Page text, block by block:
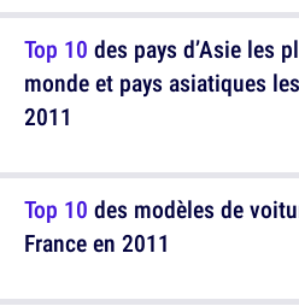
Top 10 des modèles de
France en 2011
Top 10 des pays d’Asie les
monde et pays asiatiques
2011